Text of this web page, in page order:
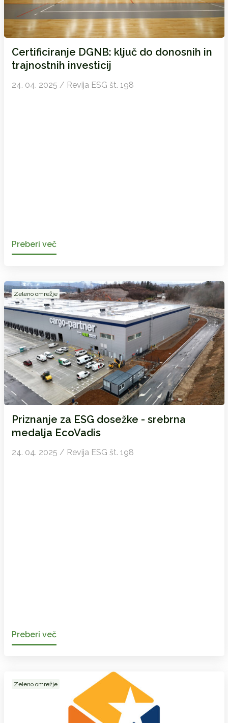
Certificiranje DGNB: ključ do donosnih in
trajnostnih investicij
24. 04. 2025 / Revija ESG št. 198
Preberi več
Zeleno omrežje
Priznanje za ESG dosežke - srebrna
medalja EcoVadis
24. 04. 2025 / Revija ESG št. 198
Preberi več
Zeleno omrežje